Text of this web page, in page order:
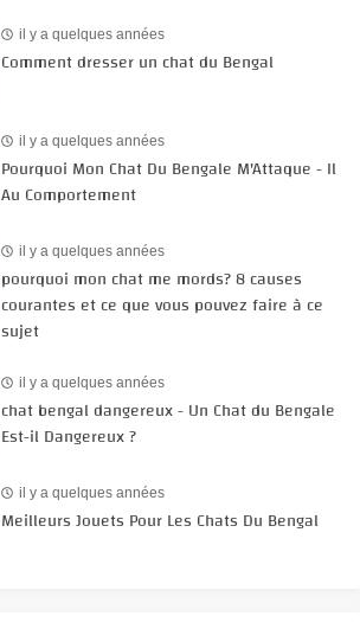
il y a quelques années
Comment dresser un chat du Bengal
il y a quelques années
Pourquoi Mon Chat Du Bengale M'Attaque - Il
Au Comportement
il y a quelques années
pourquoi mon chat me mords? 8 causes
courantes et ce que vous pouvez faire à ce
sujet
il y a quelques années
chat bengal dangereux - Un Chat du Bengale
Est-il Dangereux ?
il y a quelques années
Meilleurs Jouets Pour Les Chats Du Bengal